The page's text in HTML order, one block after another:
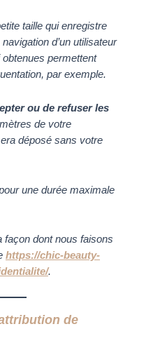
taille qui enregistre
d’un utilisateur
permettent
par exemple.
ou de refuser les
de votre
déposé sans votre
une durée maximale
façon dont nous faisons
https://chic-beauty-
.
de